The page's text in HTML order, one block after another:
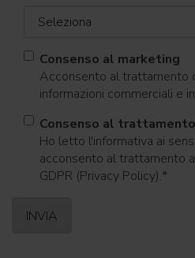
Consenso al marketing
Acconsento al trattamento
informazioni commerciali e
Consenso al
Ho letto l'informativa ai
acconsento al trattamento
GDPR (Privacy Policy).*